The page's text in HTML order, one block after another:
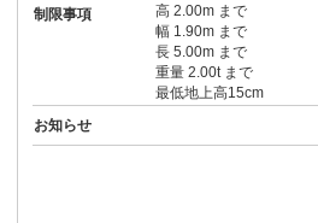
制限事項
高 2.00m まで
幅 1.90m まで
長 5.00m まで
重量 2.00t まで
最低地上高15cm
お知らせ